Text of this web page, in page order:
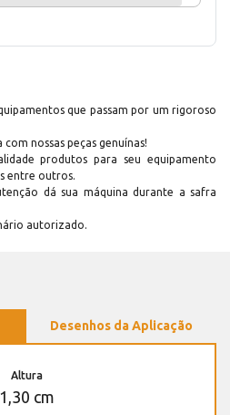
que passam por um rigoroso
nossas peças genuínas!
produtos para seu equipamento
entre outros.
dá sua máquina durante a safra
autorizado.
Desenhos da Aplicação
Altura
1,30 cm